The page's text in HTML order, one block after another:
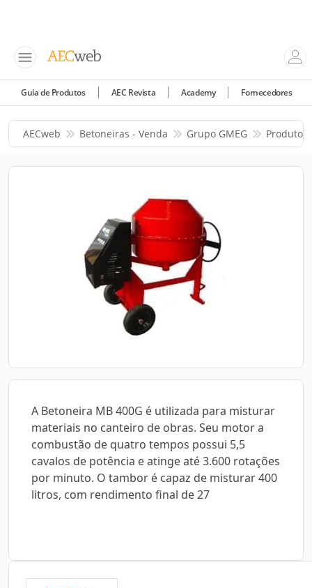
Guia de Produtos AEC Revista Academy Fornecedores
AECweb Betoneiras - Venda Grupo GMEG Produtos
A Betoneira MB 400G é utilizada para misturar
materiais no canteiro de obras. Seu motor a
combustão de quatro tempos possui 5,5
cavalos de potência e atinge até 3.600 rotações
por minuto. O tambor é capaz de misturar 400
litros, com rendimento final de 27